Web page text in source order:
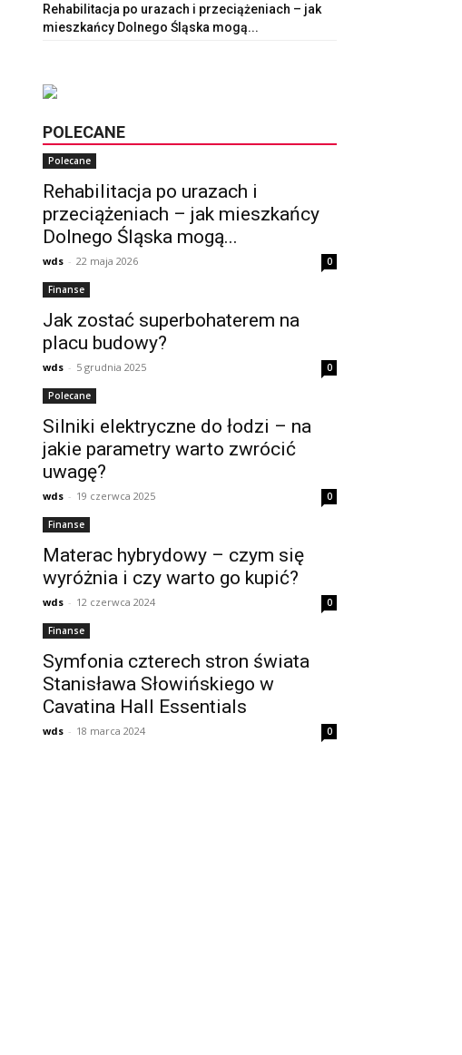
Rehabilitacja po urazach i przeciążeniach – jak
mieszkańcy Dolnego Śląska mogą...
POLECANE
Polecane
Rehabilitacja po urazach i
przeciążeniach – jak mieszkańcy
Dolnego Śląska mogą...
wds - 22 maja 2026 0
Finanse
Jak zostać superbohaterem na
placu budowy?
wds - 5 grudnia 2025 0
Polecane
Silniki elektryczne do łodzi – na
jakie parametry warto zwrócić
uwagę?
wds - 19 czerwca 2025 0
Finanse
Materac hybrydowy – czym się
wyróżnia i czy warto go kupić?
wds - 12 czerwca 2024 0
Finanse
Symfonia czterech stron świata
Stanisława Słowińskiego w
Cavatina Hall Essentials
wds - 18 marca 2024 0